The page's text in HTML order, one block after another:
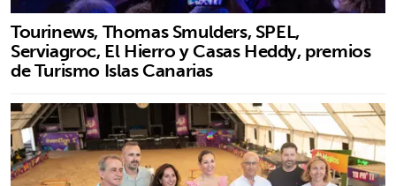
Tourinews, Thomas Smulders, SPEL,
Serviagroc, El Hierro y Casas Heddy, premios
de Turismo Islas Canarias